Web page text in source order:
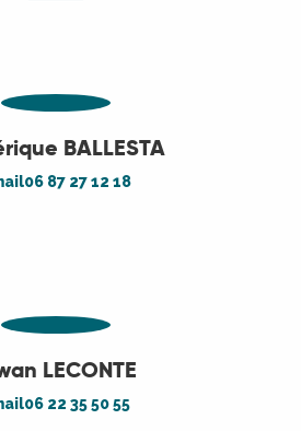
BALLESTA
06 87 27 12 18
LECONTE
06 22 35 50 55